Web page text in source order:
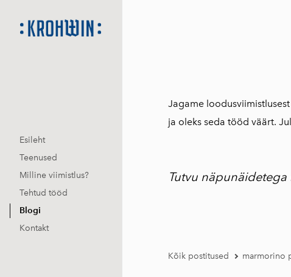
Esileht
Teenused
Milline viimistlus?
Tehtud tööd
Blogi
Kontakt
Jagame
ja oleks seda tööd väärt.
Tutvu
Kõik postitused marmorino